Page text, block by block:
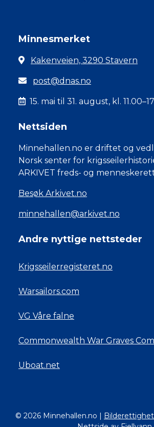
Minnesmerket
Kakenveien, 3290 Stavern
post@dnas.no
15. mai til 31. august, kl.
Nettsiden
Minnehallen.no er driftet og
Norsk senter for
ARKIVET freds- og
Besøk Arkivet.no
minnehallen@arkivet.no
Andre nyttige nettsteder
Krigsseilerregisteret.no
Warsailors.com
VG Våre falne
Commonwealth War Graves
Uboat.net
© 2026 Minnehallen.no |